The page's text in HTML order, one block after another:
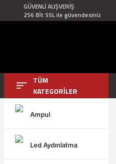
GÜVENLİ ALIŞVERİŞ
256 Bİt SSL ile güvendesiniz
TÜM
KATEGORİLER
Ampul
Led Aydınlatma